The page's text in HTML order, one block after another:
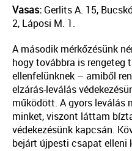
Vasas: Gerlits A. 15,
2, Láposi M. 1.
A második mérkőzésünk
hogy továbbra is
ellenfelünknek – amiből
elzárás-leválás
működött. A gyors leválás
minket, viszont láttam
védekezésünk kapcsán.
bejárt újpesti csapat elleni